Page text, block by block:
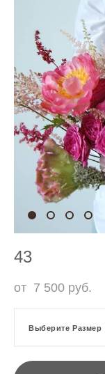
43
от 7 500 pуб.
Выберите Размер